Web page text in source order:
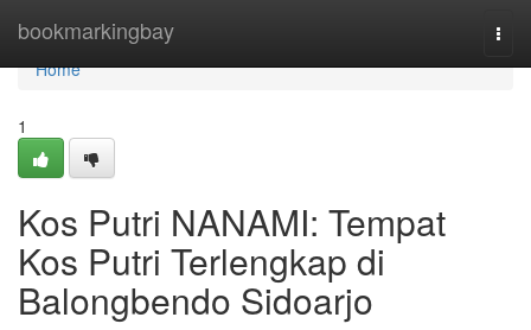
bookmarkingbay
Home
Home
1
Kos Putri NANAMI: Tempat
Kos Putri Terlengkap di
Balongbendo Sidoarjo